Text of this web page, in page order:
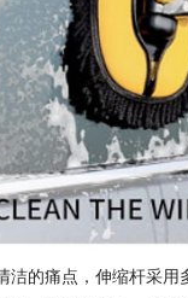
的痛点，伸缩杆采用